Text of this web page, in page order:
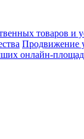
товаров и
Продвижение
онлайн-